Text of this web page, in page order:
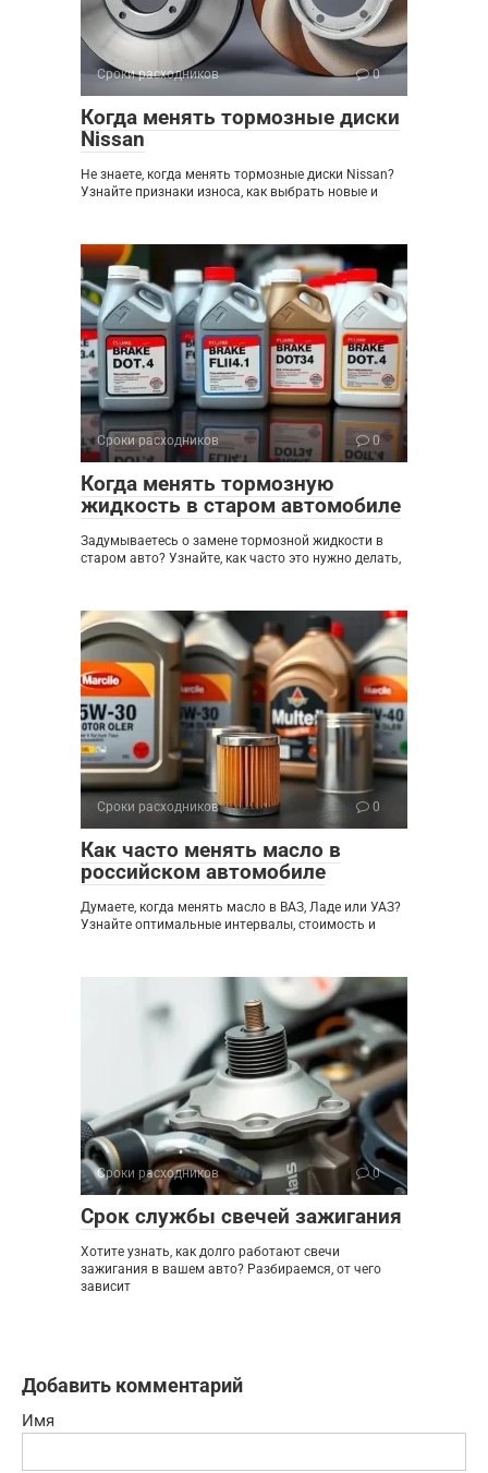
Сроки расходников 0
Когда менять тормозные диски
Nissan
Не знаете, когда менять тормозные диски Nissan?
Узнайте признаки износа, как выбрать новые и
Сроки расходников 0
Когда менять тормозную
жидкость в старом автомобиле
Задумываетесь о замене тормозной жидкости в
старом авто? Узнайте, как часто это нужно делать,
Сроки расходников 0
Как часто менять масло в
российском автомобиле
Думаете, когда менять масло в ВАЗ, Ладе или УАЗ?
Узнайте оптимальные интервалы, стоимость и
Сроки расходников 0
Срок службы свечей зажигания
Хотите узнать, как долго работают свечи
зажигания в вашем авто? Разбираемся, от чего
зависит
Добавить комментарий
Имя